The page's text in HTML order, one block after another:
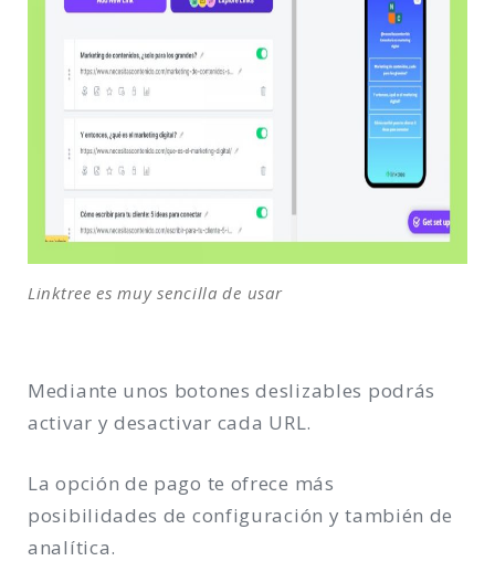
Linktree es muy sencilla de usar
Mediante unos botones deslizables podrás
activar y desactivar cada URL.
La opción de pago te ofrece más
posibilidades de configuración y también de
analítica.